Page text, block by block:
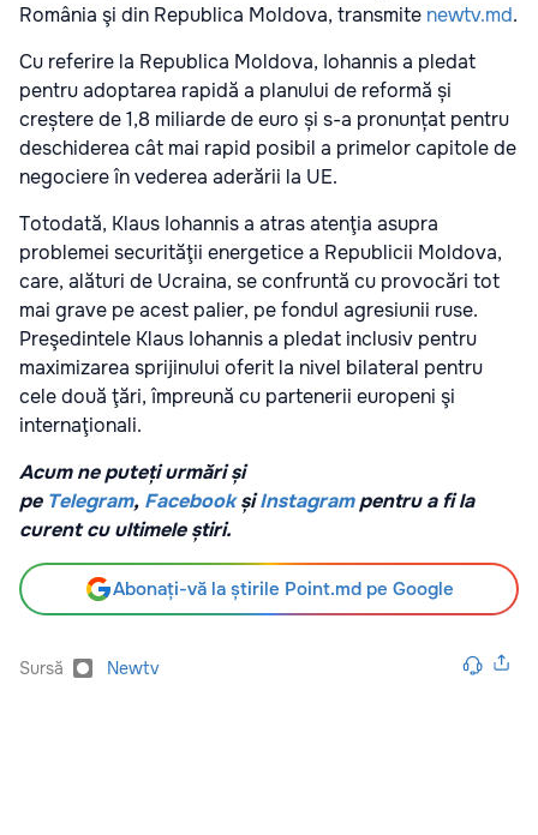
România şi din Republica Moldova, transmite newtv.md.
Cu referire la Republica Moldova, Iohannis a pledat
pentru adoptarea rapidă a planului de reformă și
creștere de 1,8 miliarde de euro și s-a pronunțat pentru
deschiderea cât mai rapid posibil a primelor capitole de
negociere în vederea aderării la UE.
Totodată, Klaus Iohannis a atras atenţia asupra
problemei securităţii energetice a Republicii Moldova,
care, alături de Ucraina, se confruntă cu provocări tot
mai grave pe acest palier, pe fondul agresiunii ruse.
Preşedintele Klaus Iohannis a pledat inclusiv pentru
maximizarea sprijinului oferit la nivel bilateral pentru
cele două ţări, împreună cu partenerii europeni şi
internaţionali.
Acum ne puteți urmări și
pe Telegram, FacebookșiInstagrampentru a fi la
curent cu ultimele știri.
Abonați-vă la știrile Point.md pe Google
Sursă Newtv